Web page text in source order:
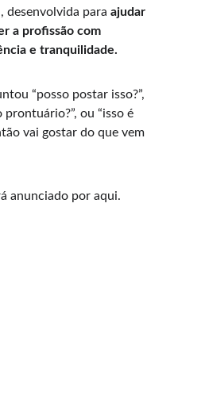
desenvolvida para ajudar
a profissão com
e tranquilidade.
“posso postar isso?”,
ou “isso é
vai gostar do que vem
anunciado por aqui.